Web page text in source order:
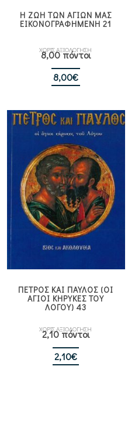
Η ΖΩΗ ΤΩΝ ΑΓΙΩΝ ΜΑΣ
ΕΙΚΟΝΟΓΡΑΦΗΜΕΝΗ 21
ΧΩΡΙΣ ΑΞΙΟΛΟΓΗΣΗ
8,00 πόντοι
8,00€
ΠΕΤΡΟΣ ΚΑΙ ΠΑΥΛΟΣ (ΟΙ
ΑΓΙΟΙ ΚΗΡΥΚΕΣ ΤΟΥ
ΛΟΓΟΥ) 43
ΧΩΡΙΣ ΑΞΙΟΛΟΓΗΣΗ
2,10 πόντοι
2,10€